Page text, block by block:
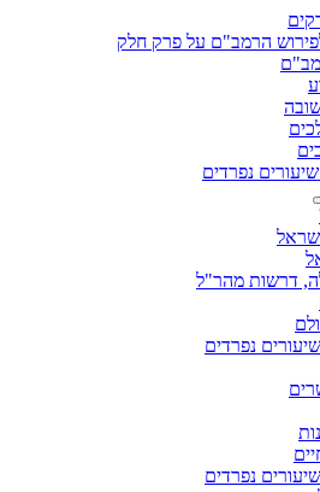
הרמב"ם על פרק חלק
נפרדים
דרשות מהר"ל
נפרדים
נפרדים